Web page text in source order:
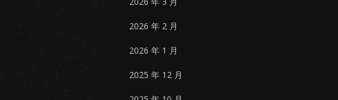
2026 年 2 月
2026 年 1 月
2025 年 12 月